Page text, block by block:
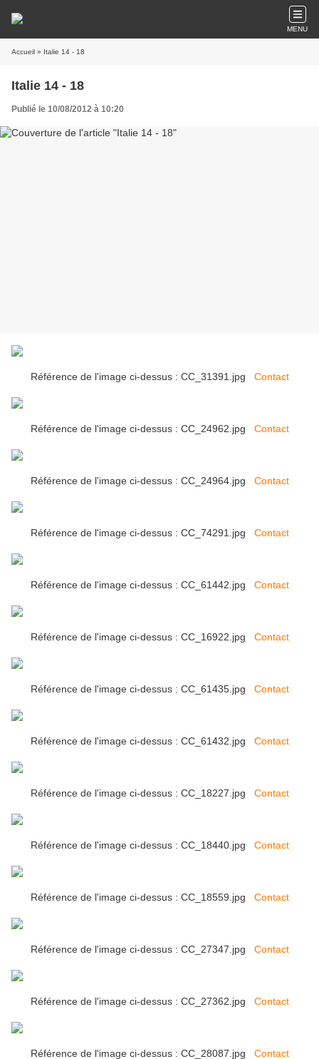
MENU
Accueil » Italie 14 - 18
Italie 14 - 18
Publié le 10/08/2012 à 10:20
Référence de l'image ci-dessus : CC_31391.jpg Contact
Référence de l'image ci-dessus : CC_24962.jpg Contact
Référence de l'image ci-dessus : CC_24964.jpg Contact
Référence de l'image ci-dessus : CC_74291.jpg Contact
Référence de l'image ci-dessus : CC_61442.jpg Contact
Référence de l'image ci-dessus : CC_16922.jpg Contact
Référence de l'image ci-dessus : CC_61435.jpg Contact
Référence de l'image ci-dessus : CC_61432.jpg Contact
Référence de l'image ci-dessus : CC_18227.jpg Contact
Référence de l'image ci-dessus : CC_18440.jpg Contact
Référence de l'image ci-dessus : CC_18559.jpg Contact
Référence de l'image ci-dessus : CC_27347.jpg Contact
Référence de l'image ci-dessus : CC_27362.jpg Contact
Référence de l'image ci-dessus : CC_28087.jpg Contact